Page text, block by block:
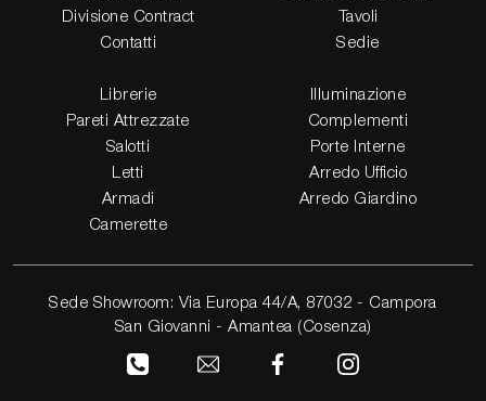
Divisione Contract
Contatti
Tavoli
Sedie
Librerie
Pareti Attrezzate
Salotti
Letti
Armadi
Camerette
Illuminazione
Complementi
Porte Interne
Arredo Ufficio
Arredo Giardino
Sede Showroom: Via Europa 44/A, 87032 - Campora
San Giovanni - Amantea (Cosenza)